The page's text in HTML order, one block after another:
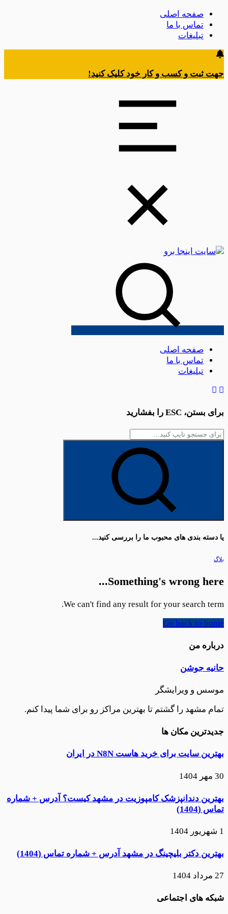
صفحه اصلی
تماس با ما
تبلیغات
جهت ثبت و کسب و کار خود کلیک کنید!
صفحه اصلی
تماس با ما
تبلیغات
برای بستن، ESC را بفشارید
یا دسته بندی های محبوب ما را بررسی کنید...
بلاگ
Something's wrong here...
We can't find any result for your search term.
Go back to home
درباره من
حانیه جوشن
موسس و ویرایشگر
تمام مشهد را گشتم تا بهترین مراکز رو برای شما پیدا کنم.
جدیدترین مکان ها
بهترین سایت برای خرید هاست N8N در ایران
30 مهر 1404
بهترین دندانپزشک کامپوزیت در مشهد کیست؟ آدرس + شماره
تماس (1404)
1 شهریور 1404
بهترین دکتر بلیچینگ در مشهد آدرس + شماره تماس (1404)
27 مرداد 1404
شبکه های اجتماعی